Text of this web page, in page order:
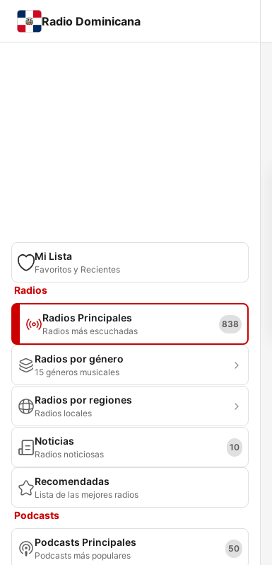
Radio Dominicana
Mi Lista
Favoritos y Recientes
Radios
Radios Principales
Radios más escuchadas
838
Radios por género
15 géneros musicales
Radios por regiones
Radios locales
Noticias
Radios noticiosas
10
Recomendadas
Lista de las mejores radios
Podcasts
Podcasts Principales
Podcasts más populares
50